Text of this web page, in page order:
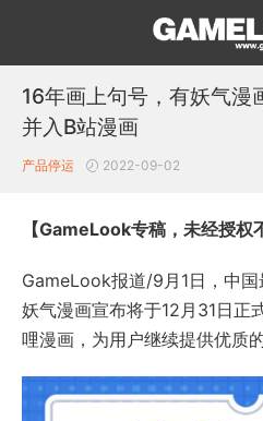
16年画上句号，有妖气漫
并入B站漫画
产品停运 2022-09-02
【GameLook专稿，未经授权
GameLook报道/9月1日，中
妖气漫画宣布将于12月31日正
哩漫画，为用户继续提供优质的